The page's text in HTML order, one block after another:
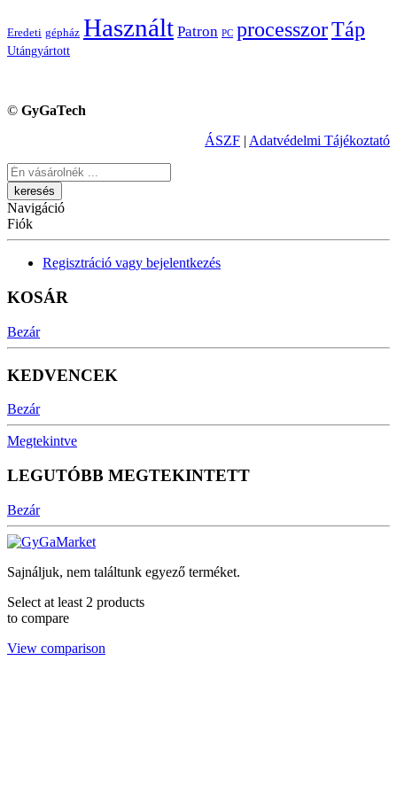
Eredeti gépház Használt Patron PC processzorTáp
Utángyártott
© GyGaTech
ÁSZF | Adatvédelmi Tájékoztató
Keresés
Navigáció
Fiók
Regisztráció vagy bejelentkezés
KOSÁR
Bezár
KEDVENCEK
Bezár
Megtekintve
LEGUTÓBB MEGTEKINTETT
Bezár
Sajnáljuk, nem találtunk egyező terméket.
Select at least 2 products
to compare
View comparison